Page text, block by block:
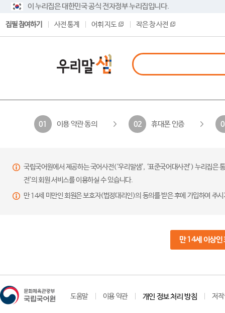
이 누리집은 대한민국 공식 전자정부 누리집입니다.
집필 참여하기 사전 통계 어휘 지도 작은 창 사전
01 이용 약관 동의 02 휴대폰 인증
국립국어원에서 제공하는 국어사전(‘우리말샘’, ‘표준국어대사전’) 누리집
전’의 회원 서비스를 이용하실 수 있습니다.
만 14세 미만인 회원은 보호자(법정대리인)의 동의를 받은 후에 가입하여 주
만 14세 이상인
도움말 이용 약관 개인 정보 처리 방침 저